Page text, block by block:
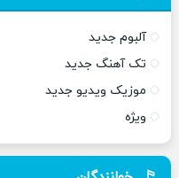
آلبوم جدید
تک آهنگ جدید
موزیک ویدیو جدید
ویژه